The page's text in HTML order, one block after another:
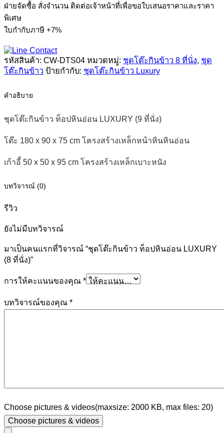
กิน
ข้าว
ท็อป
หิน
อ่อน
LUXURY
ที่
ชิ้น
ฝ่ายจัดซื้อ สั่งจำนวน ติดต่อเจ้าหน้าที่เพื่อขอใบเสนอราคาและราคา
พิเศษ
ใบกำกับภาษี +7%
รหัสสินค้า: CW-DTS04 หมวดหมู่: ชุดโต๊ะกินข้าว 8 ที่นั่ง, ชุด
โต๊ะกินข้าว ป้ายกำกับ: ชุดโต๊ะกินข้าว Luxury
คำอธิบาย
ชุดโต๊ะกินข้าว ท็อปหินอ่อน LUXURY (9 ที่นั่ง)
โต๊ะ 180 x 90 x 75 cm โครงสร้างเหล็กหน้าหินหินอ่อน
เก้าอี้ 50 x 50 x 95 cm โครงสร้างเหล็กเบาะหนัง
บทวิจารณ์ (0)
รีวิว
ยังไม่มีบทวิจารณ์
มาเป็นคนแรกที่วิจารณ์ “ชุดโต๊ะกินข้าว ท็อปหินอ่อน LUXURY
(8 ที่นั่ง)”
การให้คะแนนของคุณ *
บทวิจารณ์ของคุณ *
Choose pictures & videos(maxsize: 2000 KB, max files: 20)
Choose pictures & videos